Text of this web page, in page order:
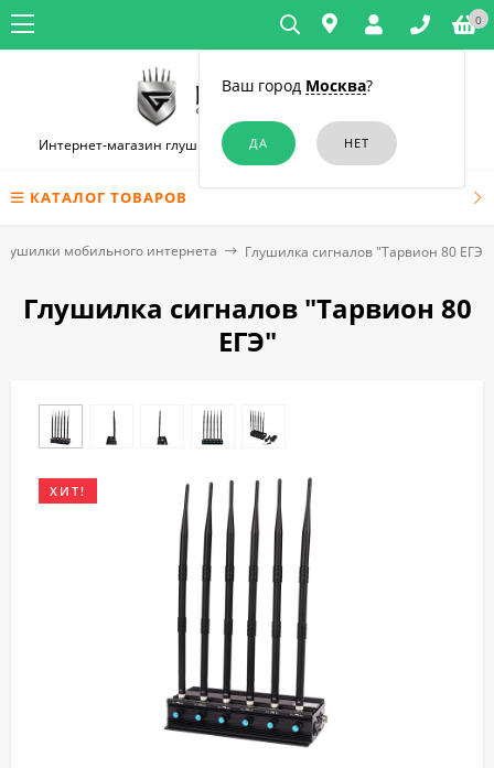
Ваш город Москва?
0
Интернет-магазин глушилок связи и диктофонов в Челябинске
КАТАЛОГ ТОВАРОВ
мобильного интернета Глушилка сигналов "Тарвион ​80 ЕГЭ"
Глушилка сигналов "Тарвион ​80
ЕГЭ"
ХИТ!